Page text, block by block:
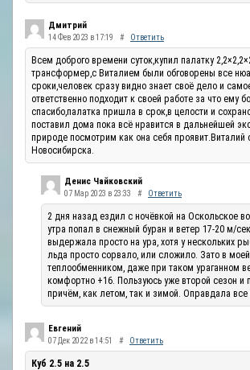
Дмитрий
14 Фев 2023 в 17:19 # Ответить
Всем доброго времени суток,купил палатку
трансформер,с Виталием были обговорены все
сроки,человек сразу видно знает своё дело и
ответственно подходит к своей работе за что ему
спасибо,палатка пришла в срок,в целости и
поставил дома пока всё нравится в дальнейшей
природе посмотрим как она себя проявит.Виталий
Новосибирска.
Денис Чайковский
07 Мар 2023 в 23:33 # Ответить
2 дня назад ездил с ночёвкой на Оскольское
утра попал в снежный буран и ветер 17-20 м/
выдержала просто на ура, хотя у нескольких
льда просто сорвало, или сложило. Зато в
теплообменником, даже при таком ураганном
комфортно +16. Пользуюсь уже второй сезон и
причём, как летом, так и зимой. Оправдала
Евгений
07 Дек 2022 в 14:51 # Ответить
Куб 2.5 на 2.5